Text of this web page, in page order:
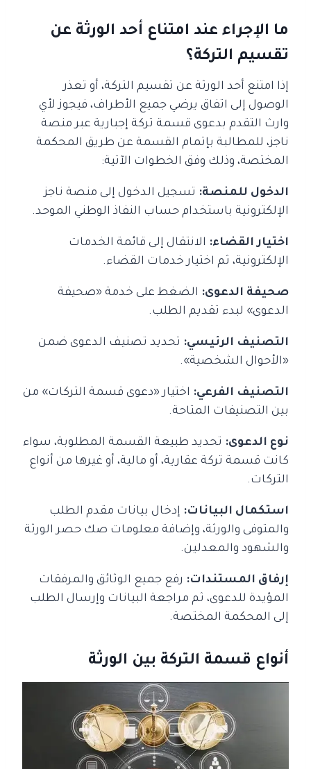
ما الإجراء عند امتناع أحد الورثة عن
تقسيم التركة؟
إذا امتنع أحد الورثة عن تقسيم التركة، أو تعذر
الوصول إلى اتفاق يرضي جميع الأطراف، فيجوز لأي
وارث التقدم بدعوى قسمة تركة إجبارية عبر منصة
ناجز، للمطالبة بإتمام القسمة عن طريق المحكمة
المختصة، وذلك وفق الخطوات الآتية:
الدخول للمنصة: تسجيل الدخول إلى منصة ناجز
الإلكترونية باستخدام حساب النفاذ الوطني الموحد.
اختيار القضاء: الانتقال إلى قائمة الخدمات
الإلكترونية، ثم اختيار خدمات القضاء.
صحيفة الدعوى: الضغط على خدمة «صحيفة
الدعوى» لبدء تقديم الطلب.
التصنيف الرئيسي: تحديد تصنيف الدعوى ضمن
«الأحوال الشخصية».
التصنيف الفرعي: اختيار «دعوى قسمة التركات» من
بين التصنيفات المتاحة.
نوع الدعوى: تحديد طبيعة القسمة المطلوبة، سواء
كانت قسمة تركة عقارية، أو مالية، أو غيرها من أنواع
التركات.
استكمال البيانات: إدخال بيانات مقدم الطلب
والمتوفى والورثة، وإضافة معلومات صك حصر الورثة
والشهود والمعدلين.
إرفاق المستندات: رفع جميع الوثائق والمرفقات
المؤيدة للدعوى، ثم مراجعة البيانات وإرسال الطلب
إلى المحكمة المختصة.
أنواع قسمة التركة بين الورثة